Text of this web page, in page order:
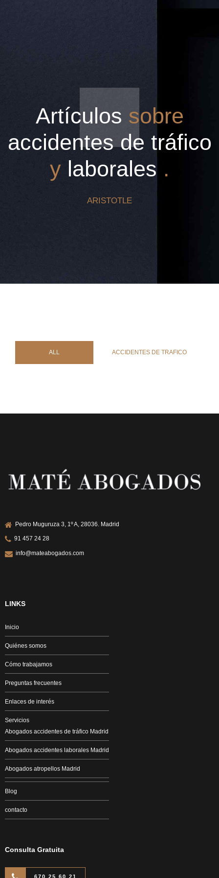
Artículos sobre
accidentes de tráfico
ylaborales .
ARISTOTLE
ALL ACCIDENTES DE TRAFICO
Pedro Muguruza 3, 1º A, 28036. Madrid
91 457 24 28
info@mateabogados.com
LINKS
Inicio
Quiénes somos
Cómo trabajamos
Preguntas frecuentes
Enlaces de interés
Servicios
Abogados accidentes de tráfico Madrid
Abogados accidentes laborales Madrid
Abogados atropellos Madrid
Blog
contacto
Consulta Gratuita
670 25 60 21